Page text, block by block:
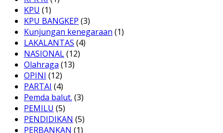
KPU (1)
KPU BANGKEP (3)
Kunjungan kenegaraan (1)
LAKALANTAS (4)
NASIONAL(12)
Olahraga (13)
OPINI (12)
PARTAI (4)
Pemda balut. (3)
PEMILU (5)
PENDIDIKAN (5)
PERBANKAN (1)